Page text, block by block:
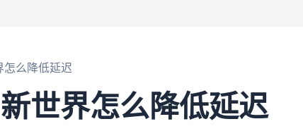
怎么降低延迟
世界怎么降低延迟